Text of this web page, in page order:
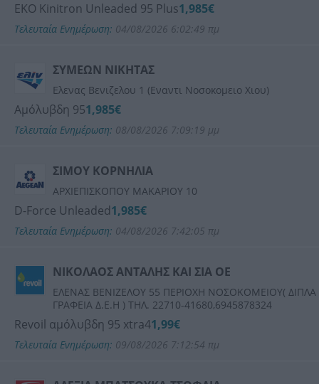
ΕΚΟ Kinitron Unleaded 95 Plus1,985€
Τελευταία Ενημέρωση: 04/08/2026 6:02:49 πμ
ΣΥΜΕΩΝ ΝΙΚΗΤΑΣ
Ελενας Βενιζελου 1 (Εναντι Νοσοκομειο Χιου)
Αμόλυβδη 951,985€
Τελευταία Ενημέρωση: 08/08/2026 7:09:19 μμ
ΣΙΜΟΥ ΚΟΡΝΗΛΙΑ
ΑΡΧΙΕΠΙΣΚΟΠΟΥ ΜΑΚΑΡΙΟΥ 10
D-Force Unleaded1,985€
Τελευταία Ενημέρωση: 04/08/2026 7:42:05 πμ
ΝΙΚΟΛΑΟΣ ΑΝΤΑΛΗΣ ΚΑΙ ΣΙΑ ΟΕ
ΕΛΕΝΑΣ ΒΕΝΙΖΕΛΟΥ 55 ΠΕΡΙΟΧΗ ΝΟΣΟΚΟΜΕΙΟΥ( ΔΙΠΛΑ
ΓΡΑΦΕΙΑ Δ.Ε.Η ) ΤΗΛ. 22710-41680,6945878324
Revoil αμόλυβδη 95 xtra41,99€
Τελευταία Ενημέρωση: 09/08/2026 7:12:54 πμ